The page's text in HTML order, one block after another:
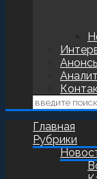
Главная
Рубрики